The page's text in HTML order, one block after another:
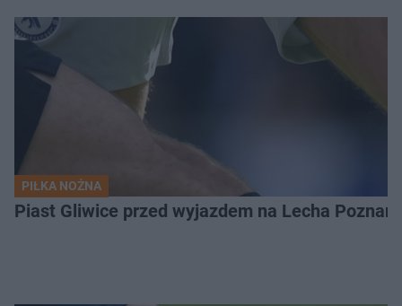
PIŁKA NOŻNA
Piast Gliwice przed wyjazdem na Lecha